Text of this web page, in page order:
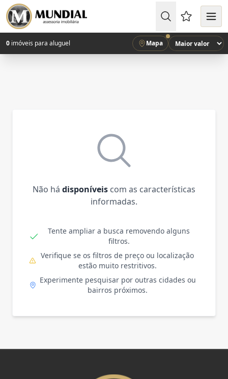
Favoritos
0 imóveis para aluguel Mapa
Não há disponíveis com as características
informadas.
Tente ampliar a busca removendo alguns
filtros.
Verifique se os filtros de preço ou localização
estão muito restritivos.
Experimente pesquisar por outras cidades ou
bairros próximos.